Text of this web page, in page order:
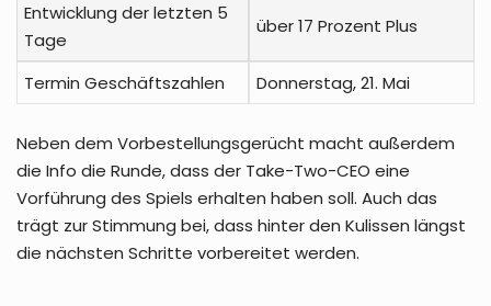
Entwicklung der letzten 5
Tage
über 17 Prozent Plus
Termin Geschäftszahlen Donnerstag, 21. Mai
Neben dem Vorbestellungsgerücht macht außerdem
die Info die Runde, dass der Take-Two-CEO eine
Vorführung des Spiels erhalten haben soll. Auch das
trägt zur Stimmung bei, dass hinter den Kulissen längst
die nächsten Schritte vorbereitet werden.